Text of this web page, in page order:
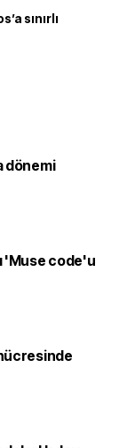
sınırlı
dönemi
'Muse code'u